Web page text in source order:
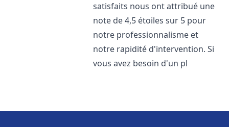
satisfaits nous ont attribué une
note de 4,5 étoiles sur 5 pour
notre professionnalisme et
notre rapidité d'intervention. Si
vous avez besoin d'un pl